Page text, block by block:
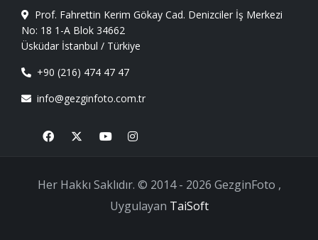
Prof. Fahrettin Kerim Gökay Cad. Denizciler İş Merkezi
No: 18 1-A Blok 34662
Üsküdar İstanbul / Türkiye
+90 (216) 474 47 47
info@gezginfoto.com.tr
Her Hakkı Saklıdır. © 2014 - 2026 GezginFoto ,
Uygulayan TaiSoft